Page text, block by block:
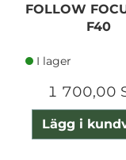
FOLLOW
F40
I lager
1 700,00
Lägg i